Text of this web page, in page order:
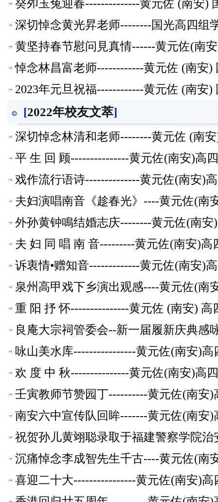
癸夘玉兔迎春--------------黄元佐 (南安)
深切悼念黄光昇老师--------国光高四组
黄坚持春节慰问見真情------黄元佐(南
悼念林昌富老师------------黄元佐 (南安
2023年元旦祝福------------黄元佐 (南安
[2022年校友文萃]
深切悼念林清和老师--------黄元佐 (南
平 生 回 顾---------------黄元佐(南安)高
戏作流行语诗--------------黄元佐(南安)
夫妇演唱南音《趁春光》----黄元佐(南
外孙黄钟鳴结婚志庆--------黄元佐(南
夫 妇 同 唱 南 音---------黄元佐(南安)
诉衷情•赠知音-------------黄元佐(南安)
泉州高甲戏下乡演出观感----黄元佐(南
重 阳 抒 怀---------------黄元佐 (南安)
良庵大宗祠管委会--新一届履新庆典感
【校友文萃】
咏山美水库----------------黄元佐(南安)
欢 度 中 秋---------------黄元佐(南安)高
壬寅教师节赞园丁----------黄元佐(南安
南安六中宣传队回眸-------黄元佐(南安
祝贺孙儿黄翊聪录取于福建警察学院
教师【校友文萃】
沉痛悼念李成智先生千古----黄元佐(南
喜迎二十大----------------黄元佐(南安)